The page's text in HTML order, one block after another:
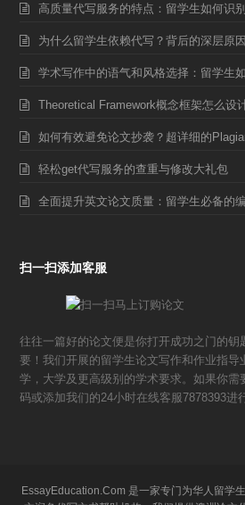
高质量代写服务的特点：留学生如何识
为什么留学生依赖代写？背后的深层原
学术写作中的语气和风格选择：留学生
Theoretical Framework概念框架怎么设
如何有效避免论文抄袭？超详细的
轻松get代写服务的查重与修改大礼包
全面提升英文论文质量：留学生必备的
扫一扫添加客服
往往一篇好的论文便是你打开成功之门的钥
要！我们开展的留学生论文写作和作业指导
学，大学及更高级别的学术要求。如果你需
码或添加我们的24小时在线客服7878393进
EssayEducation.Com 是一家专门为华人留学